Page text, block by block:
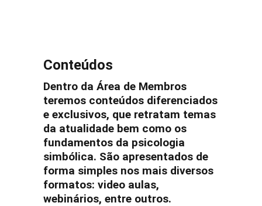
Conteúdos
Dentro da Área de Membros
teremos conteúdos diferenciados
e exclusivos, que retratam temas
da atualidade bem como os
fundamentos da psicologia
simbólica. São apresentados de
forma simples nos mais diversos
formatos: video aulas,
webinários, entre outros.